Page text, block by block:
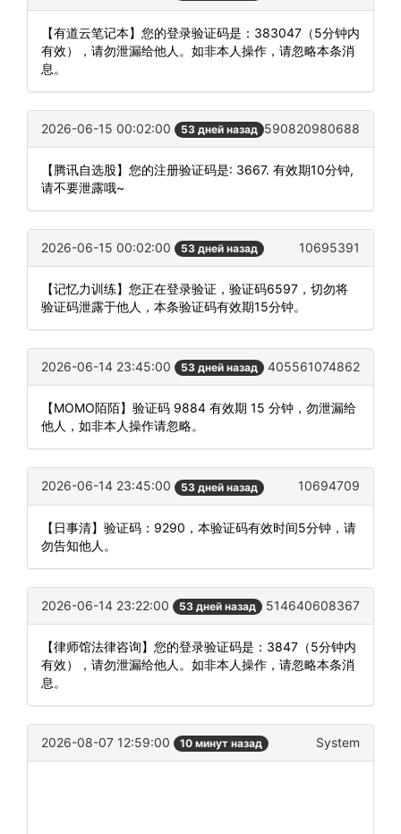
【有道云笔记本】您的登录验证码是：383047（5分钟内
有效），请勿泄漏给他人。如非本人操作，请忽略本条消
息。
2026-06-15 00:02:00 53 дней назад 590820980688
【腾讯自选股】您的注册验证码是: 3667. 有效期10分钟,
请不要泄露哦~
2026-06-15 00:02:00 53 дней назад 10695391
【记忆力训练】您正在登录验证，验证码6597，切勿将
验证码泄露于他人，本条验证码有效期15分钟。
2026-06-14 23:45:00 53 дней назад 405561074862
【MOMO陌陌】验证码 9884 有效期 15 分钟，勿泄漏给
他人，如非本人操作请忽略。
2026-06-14 23:45:00 53 дней назад 10694709
【日事清】验证码：9290，本验证码有效时间5分钟，请
勿告知他人。
2026-06-14 23:22:00 53 дней назад 514640608367
【律师馆法律咨询】您的登录验证码是：3847（5分钟内
有效），请勿泄漏给他人。如非本人操作，请忽略本条消
息。
2026-08-07 12:59:00 10 минут назад System